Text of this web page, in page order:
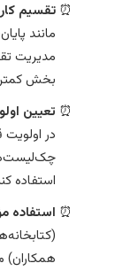
تقسیم
مانند
مدیریت
بخش کمتر
تعیین
در اولویت
استفاده
استفاده
همکاران)